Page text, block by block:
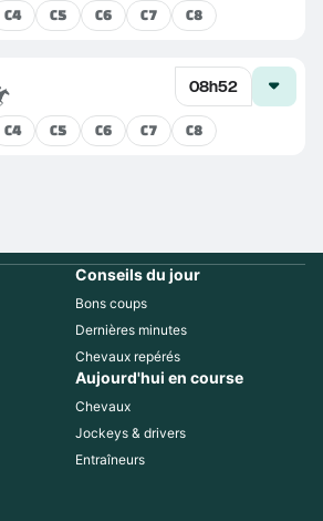
C4 C5 C6 C7 C8
08h52
C4 C5 C6 C7 C8
Conseils du jour
Bons coups
Dernières minutes
Chevaux repérés
Aujourd'hui en course
Chevaux
Jockeys & drivers
Entraîneurs